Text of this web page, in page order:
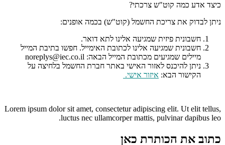
כיצד אדע כמה קוט"ש צרכתי?
ניתן לבדוק את צריכת החשמל (קוט"ש) בכמה אופנים:
חשבונית פיזית שמגיעה אלינו לתא דואר.
חשבונית שמגיעה אלינו לכתובת האימייל. חפשו בתיבת המייל
מיילים שמגיעים מכתובת המייל הבאה: noreplys@iec.co.il
ניתן להיכנס לאזור האישי באתר חברת החשמל בלחיצה על
הקישור הבא: איזור אישי.
Lorem ipsum dolor sit amet, consectetur adipiscing elit. Ut elit tellus,
luctus nec ullamcorper mattis, pulvinar dapibus leo.
כתוב את הכותרת כאן